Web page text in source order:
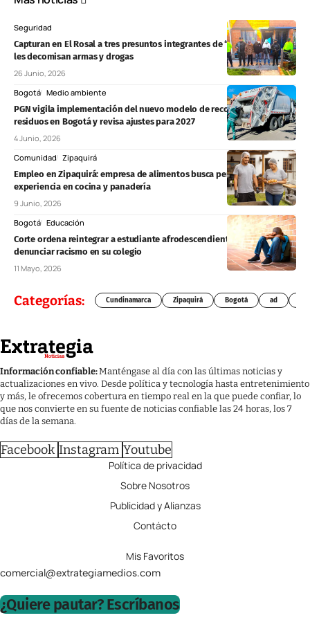
Seguridad
Capturan en El Rosal a tres presuntos integrantes de “Los Costeños” y
les decomisan armas y drogas
26 Junio, 2026
Bogotá Medio ambiente
PGN vigila implementación del nuevo modelo de recolección de
residuos en Bogotá y revisa ajustes para 2027
4 Junio, 2026
Comunidad Zipaquirá
Empleo en Zipaquirá: empresa de alimentos busca personal con
experiencia en cocina y panadería
9 Junio, 2026
Bogotá Educación
Corte ordena reintegrar a estudiante afrodescendiente expulsado tras
denunciar racismo en su colegio
11 Mayo, 2026
Categorías: Cundinamarca Zipaquirá Bogotá ad
Información confiable:Manténgase al día con las últimas noticias y
actualizaciones en vivo. Desde política y tecnología hasta entretenimiento
y más, le ofrecemos cobertura en tiempo real en la que puede confiar, lo
que nos convierte en su fuente de noticias confiable las 24 horas, los 7
días de la semana.
Facebook Instagram Youtube
Política de privacidad
Sobre Nosotros
Publicidad y Alianzas
Contácto
Mis Favoritos
comercial@extrategiamedios.com
¿Quiere pautar? Escríbanos